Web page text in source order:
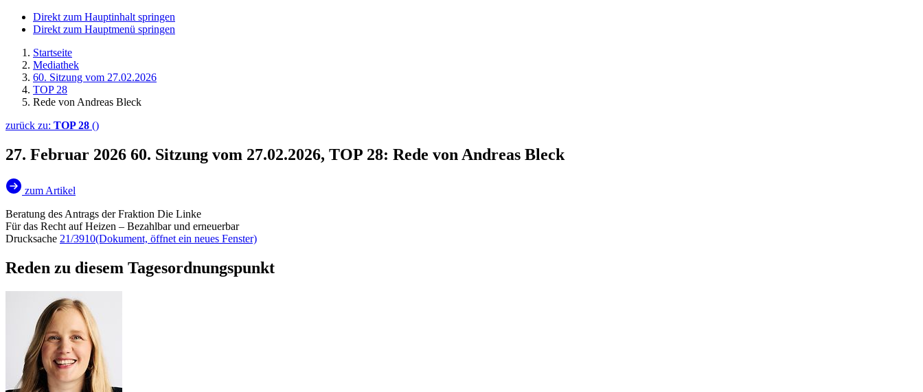
Direkt zum Hauptinhalt springen
Direkt zum Hauptmenü springen
Startseite
Mediathek
60. Sitzung vom 27.02.2026
TOP 28
Rede von Andreas Bleck
zurück zu: TOP 28 ()
27. Februar 2026 60. Sitzung vom 27.02.2026, TOP 28: Rede von Andreas Bleck
zum Artikel
Beratung des Antrags der Fraktion Die Linke
Für das Recht auf Heizen – Bezahlbar und erneuerbar
Drucksache 21/3910(Dokument, öffnet ein neues Fenster)
Reden zu diesem Tagesordnungspunkt